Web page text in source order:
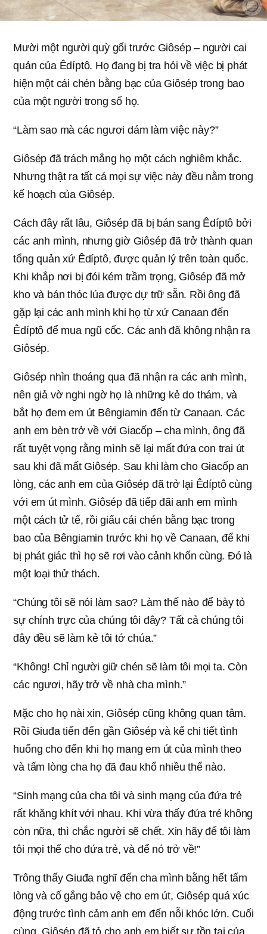
Mười một người quỳ gối trước Giôsép – người cai
quản của Êdíptô. Họ đang bị tra hỏi về việc bị phát
hiện một cái chén bằng bạc của Giôsép trong bao
của một người trong số họ.
“Làm sao mà các ngươi dám làm việc này?”
Giôsép đã trách mắng họ một cách nghiêm khắc.
Nhưng thật ra tất cả mọi sự việc này đều nằm trong
kế hoạch của Giôsép.
Cách đây rất lâu, Giôsép đã bị bán sang Êdíptô bởi
các anh mình, nhưng giờ Giôsép đã trở thành quan
tổng quản xứ Êdíptô, được quản lý trên toàn quốc.
Khi khắp nơi bị đói kém trầm trọng, Giôsép đã mở
kho và bán thóc lúa được dự trữ sẵn. Rồi ông đã
gặp lại các anh mình khi họ từ xứ Canaan đến
Êdíptô để mua ngũ cốc. Các anh đã không nhận ra
Giôsép.
Giôsép nhìn thoáng qua đã nhận ra các anh mình,
nên giả vờ nghi ngờ họ là những kẻ do thám, và
bắt họ đem em út Bêngiamin đến từ Canaan. Các
anh em bèn trở về với Giacốp – cha mình, ông đã
rất tuyệt vọng rằng mình sẽ lại mất đứa con trai út
sau khi đã mất Giôsép. Sau khi làm cho Giacốp an
lòng, các anh em của Giôsép đã trở lại Êdíptô cùng
với em út mình. Giôsép đã tiếp đãi anh em mình
một cách tử tế, rồi giấu cái chén bằng bạc trong
bao của Bêngiamin trước khi họ về Canaan, để khi
bị phát giác thì họ sẽ rơi vào cảnh khốn cùng. Đó là
một loại thử thách.
“Chúng tôi sẽ nói làm sao? Làm thế nào để bày tỏ
sự chính trực của chúng tôi đây? Tất cả chúng tôi
đây đều sẽ làm kẻ tôi tớ chúa.”
“Không! Chỉ người giữ chén sẽ làm tôi mọi ta. Còn
các ngươi, hãy trở về nhà cha mình.”
Mặc cho họ nài xin, Giôsép cũng không quan tâm.
Rồi Giuđa tiến đến gần Giôsép và kể chi tiết tình
huống cho đến khi họ mang em út của mình theo
và tấm lòng cha họ đã đau khổ nhiều thể nào.
“Sinh mạng của cha tôi và sinh mạng của đứa trẻ
rất khăng khít với nhau. Khi vừa thấy đứa trẻ không
còn nữa, thì chắc người sẽ chết. Xin hãy để tôi làm
tôi mọi thế cho đứa trẻ, và để nó trở về!”
Trông thấy Giuđa nghĩ đến cha mình bằng hết tấm
lòng và cố gắng bảo vệ cho em út, Giôsép quá xúc
động trước tình cảm anh em đến nỗi khóc lớn. Cuối
cùng, Giôsép đã tỏ cho anh em biết sự tồn tại của